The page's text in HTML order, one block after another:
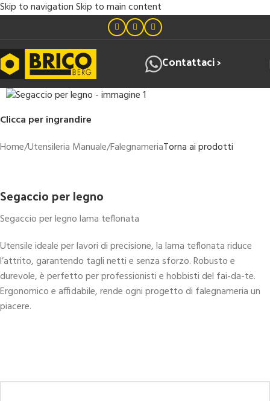
Skip to navigationSkip to main content
Contattaci >
Clicca per ingrandire
Home/Utensileria Manuale/FalegnameriaTorna ai prodotti
Segaccio per legno
Segaccio per legno lama teflonata
Utensile ideale per lavori di precisione, la lama teflonata riduce
l’attrito, garantendo tagli netti e senza sforzo. Robusto e
durevole, è perfetto per professionisti e hobbisti del fai-da-te.
Ergonomico e affidabile, rende ogni progetto di falegnameria un
piacere.